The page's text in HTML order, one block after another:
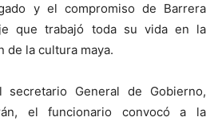
y el compromiso de Barrera
que trabajó toda su vida en la
de la cultura maya.
General de Gobierno,
el funcionario convocó a la